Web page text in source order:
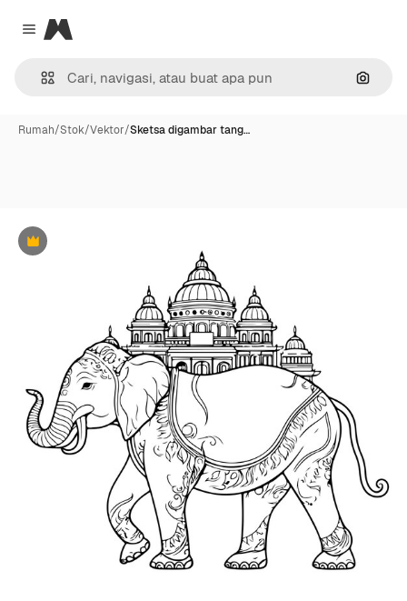
Close menu
Magnific
Rumah/Stok/Vektor/Sketsa digambar tang…
Premium